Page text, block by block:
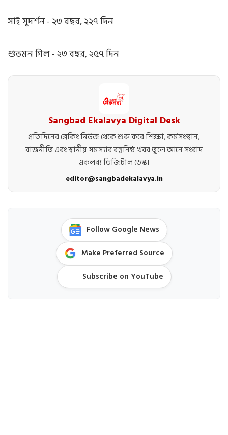
সাই সুদর্শন - ২৩ বছর, ২২৭ দিন
শুভমন গিল - ২৩ বছর, ২৫৭ দিন
Sangbad Ekalavya Digital Desk
প্রতিদিনের ব্রেকিং নিউজ থেকে শুরু করে শিক্ষা, কর্মসংস্থান,
রাজনীতি এবং স্থানীয় সমস্যার বস্তুনিষ্ঠ খবর তুলে আনে সংবাদ
একলব্য ডিজিটাল ডেস্ক।
editor@sangbadekalavya.in
Follow Google News
Make Preferred Source
Subscribe on YouTube